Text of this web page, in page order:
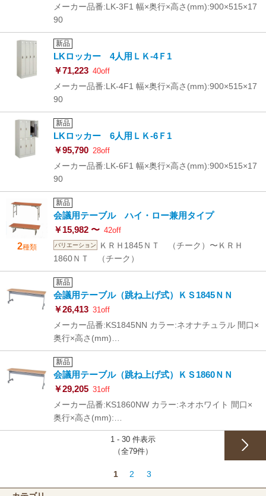
メーカー品番:LK-3F1 幅×奥行×高さ(mm):900×515×17
90
新品
LKロッカー 4人用ＬＫ-4Ｆ1
￥71,223 40off
メーカー品番:LK-4F1 幅×奥行×高さ(mm):900×515×17
90
新品
LKロッカー 6人用ＬＫ-6Ｆ1
￥95,790 28off
メーカー品番:LK-6F1 幅×奥行×高さ(mm):900×515×17
90
2種類
新品
会議用テーブル ハイ・ロー兼用タイプ
￥15,982 〜 42off
バリエーション
ＫＲＨ1845ＮＴ （チーク）〜ＫＲＨ
1860ＮＴ （チーク）
新品
会議用テーブル（跳ね上げ式）ＫＳ1845ＮＮ
￥26,413 31off
メーカー品番:KS1845NN カラー:ネオナチュラル 間口×
奥行×高さ(mm)…
新品
会議用テーブル（跳ね上げ式）ＫＳ1860ＮＮ
￥29,205 31off
メーカー品番:KS1860NW カラー:ネオホワイト 間口×
奥行×高さ(mm):…
1 - 30 件表示
（全79件）
1 2 3